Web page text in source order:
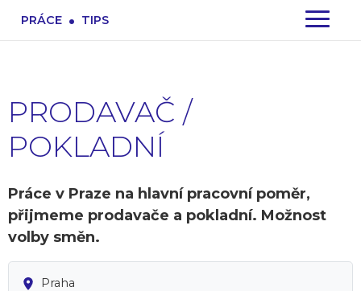
PRÁCE . TIPS
PRODAVAČ /
POKLADNÍ
Práce v Praze na hlavní pracovní poměr,
přijmeme prodavače a pokladní. Možnost
volby směn.
Praha